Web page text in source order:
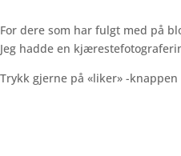
For dere som har fulgt med på
Jeg hadde en
Trykk gjerne på «liker» -